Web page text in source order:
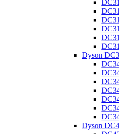
Dyson
Dyson